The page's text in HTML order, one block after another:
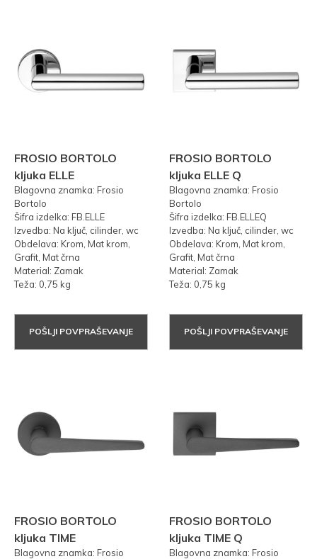
FROSIO BORTOLO
kljuka ELLE
Blagovna znamka: Frosio
Bortolo
Šifra izdelka: FB.ELLE
Izvedba: Na ključ, cilinder, wc
Obdelava: Krom, Mat krom,
Grafit, Mat črna
Material: Zamak
Teža: 0,75 kg
POŠLJI POVPRAŠEVANJE
FROSIO BORTOLO
kljuka ELLE Q
Blagovna znamka: Frosio
Bortolo
Šifra izdelka: FB.ELLEQ
Izvedba: Na ključ, cilinder, wc
Obdelava: Krom, Mat krom,
Grafit, Mat črna
Material: Zamak
Teža: 0,75 kg
POŠLJI POVPRAŠEVANJE
FROSIO BORTOLO
kljuka TIME
Blagovna znamka: Frosio
FROSIO BORTOLO
kljuka TIME Q
Blagovna znamka: Frosio